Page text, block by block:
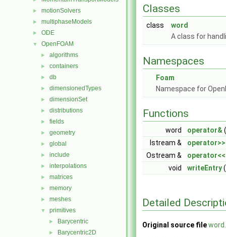
► motionSolvers
► multiphaseModels
► ODE
▼ OpenFOAM
► algorithms
► containers
► db
► dimensionedTypes
► dimensionSet
► distributions
► fields
► geometry
► global
► include
► interpolations
► matrices
► memory
► meshes
▼ primitives
► Barycentric
► Barycentric2D
Classes
class
word
A class for
Namespaces
Foam
Namespace for
Functions
word operator&
Istream &
operator>>
Ostream &
operator<<
void
writeEntry
Detailed
Original source file